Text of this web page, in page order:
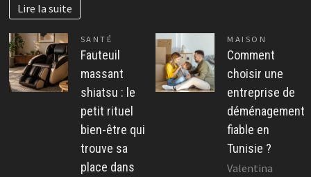
Lire la suite
SANTÉ
Fauteuil
massant
shiatsu : le
petit rituel
bien-être qui
trouve sa
place dans
MAISON
Comment
choisir une
entreprise de
déménagement
fiable en
Tunisie ?
Valentina